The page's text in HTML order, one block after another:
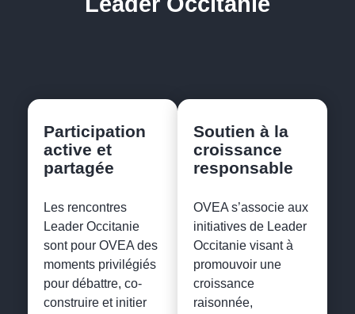
Participation
active et
partagée
Les rencontres
Leader Occitanie
sont pour OVEA des
moments privilégiés
pour débattre, co-
construire et initier
Soutien à la
croissance
responsable
OVEA s’associe aux
initiatives de Leader
Occitanie visant à
promouvoir une
croissance
raisonnée,